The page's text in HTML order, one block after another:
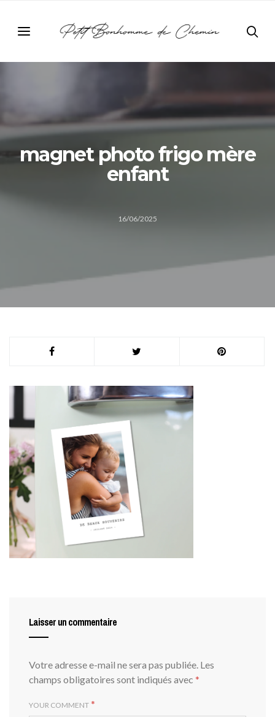
magnet photo frigo mère
enfant
16/06/2025
Laisser un commentaire
Votre adresse e-mail ne sera pas publiée. Les
champs obligatoires sont indiqués avec *
YOUR COMMENT *